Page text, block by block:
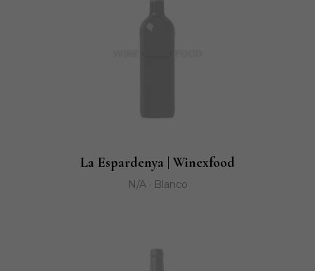
La Espardenya | Winexfood
N/A · Blanco